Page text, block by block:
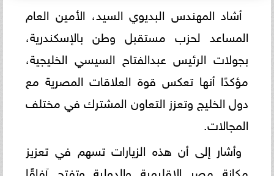
أشاد المهندس البديوي السيد، الأمين العام
المساعد لحزب مستقبل وطن بالإسكندرية،
بجولات الرئيس عبدالفتاح السيسي الخليجية،
مؤكدًا أنها تعكس قوة العلاقات المصرية مع
دول الخليج وتعزز التعاون المشترك في مختلف
المجالات.
وأشار إلى أن هذه الزيارات تسهم في تعزيز
مكانة مصر الإقليمية والدولية وتفتح آفاقًا